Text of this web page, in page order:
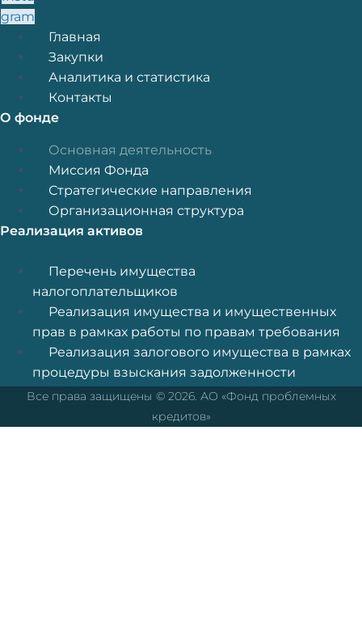
gram
Меню
Главная
Закупки
Аналитика и статистика
Контакты
О фонде
Меню
Основная деятельность
Миссия Фонда
Стратегические направления
Организационная структура
Реализация активов
Меню
Перечень имущества
налогоплательщиков
Реализация имущества и имущественных
прав в рамках работы по правам требования
Реализация залогового имущества в рамках
процедуры взыскания задолженности
Все права защищены © 2026. АО «Фонд проблемных
кредитов»